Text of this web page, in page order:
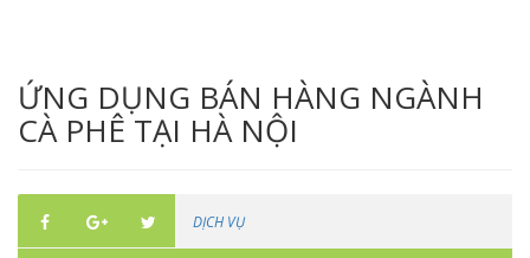
ỨNG DỤNG BÁN HÀNG NGÀNH
CÀ PHÊ TẠI HÀ NỘI
DỊCH VỤ